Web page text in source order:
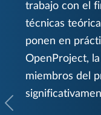
trabajo con el
técnicas
ponen en
OpenProject,
miembros del
Anterior